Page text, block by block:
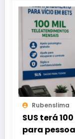
Rubenslima
SUS terá
para